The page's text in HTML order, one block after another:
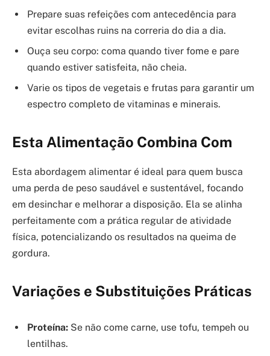
Prepare suas refeições com antecedência para
evitar escolhas ruins na correria do dia a dia.
Ouça seu corpo: coma quando tiver fome e pare
quando estiver satisfeita, não cheia.
Varie os tipos de vegetais e frutas para garantir um
espectro completo de vitaminas e minerais.
Esta Alimentação Combina Com
Esta abordagem alimentar é ideal para quem busca
uma perda de peso saudável e sustentável, focando
em desinchar e melhorar a disposição. Ela se alinha
perfeitamente com a prática regular de atividade
física, potencializando os resultados na queima de
gordura.
Variações e Substituições Práticas
Proteína: Se não come carne, use tofu, tempeh ou
lentilhas.